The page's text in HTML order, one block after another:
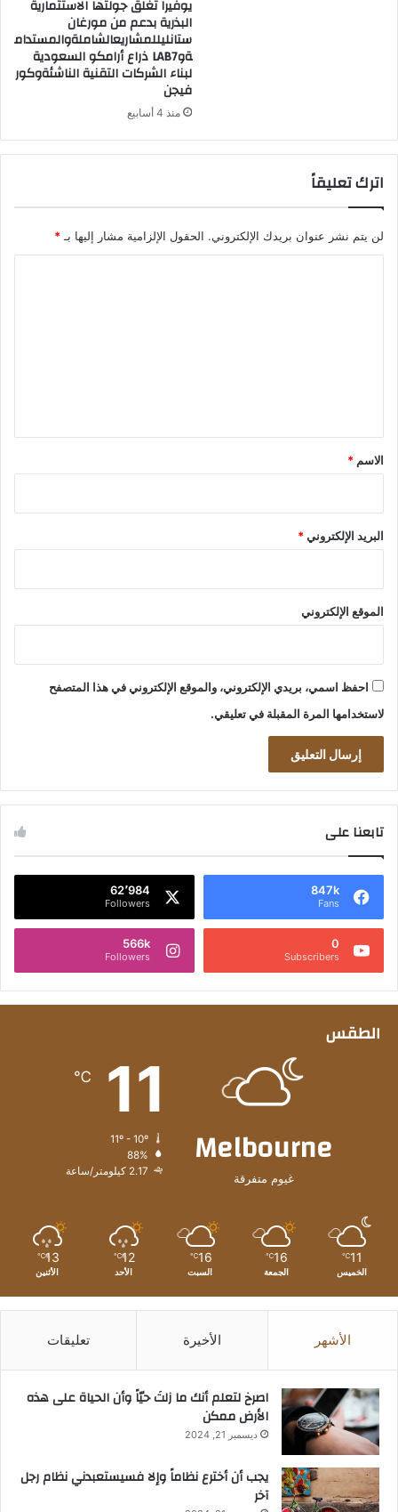
يوفيرا تغلق جولتها الاستثمارية
البذرية بدعم من مورغان
ستانليللمشاريعالشاملةوالمستدام
ةوLAB7 ذراع أرامكو السعودية
لبناء الشركات التقنية الناشئةوكور
فيجن
منذ 4 أسابيع
اترك تعليقاً
لن يتم نشر عنوان بريدك الإلكتروني. الحقول الإلزامية مشار إليها بـ *
*
الاسم *
البريد الإلكتروني*
الموقع الإلكتروني
احفظ اسمي، بريدي الإلكتروني، والموقع الإلكتروني في هذا المتصفح
لاستخدامها المرة المقبلة في تعليقي.
تابعنا على
847k
Fans
62٬984
Followers
0
Subscribers
566k
Followers
الطقس
Melbourne
غيوم متفرقة
11
℃
88%
2.17 كيلومتر/ساعة
11
℃
الخميس
16
℃
الجمعة
16
℃
السبت
12
℃
الأحد
13
℃
الأثنين
الأشهر الأخيرة تعليقات
‫اصرخ لتعلم أنك ما زلتَ حيّاً وأن الحياة على هذه
الأرض ممكن
ديسمبر 21, 2024
يجب أن أخترع نظاماً وإلا فسيستعبدني نظام رجل
آخر